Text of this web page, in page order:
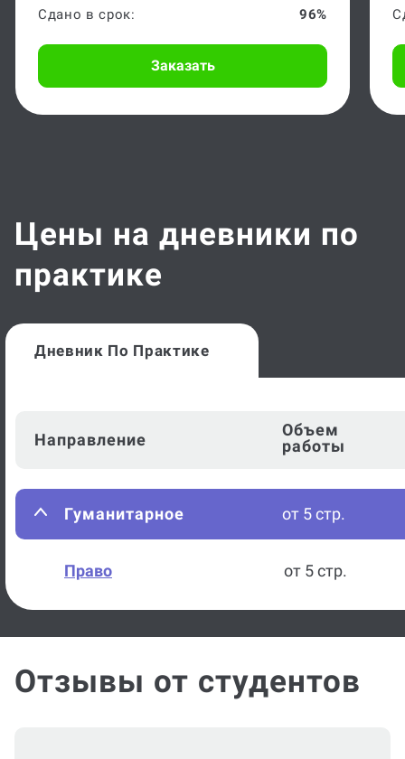
Сдано в срок:
96%
Заказать
Цены на дневники по
практике
Дневник По Практике
Направление
Объем
работы
Гуманитарное от 5 стр.
Право от 5 стр.
Отзывы от студентов